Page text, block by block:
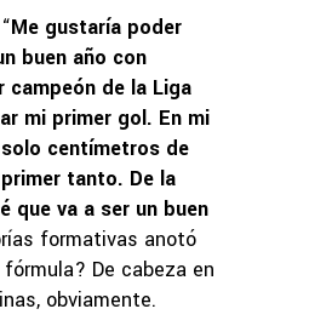
Me gustaría poder
buen año con
campeón de la Liga
mi primer gol. En mi
centímetros de
tanto. De la
que va a ser un buen
formativas anotó
De cabeza en
obviamente.